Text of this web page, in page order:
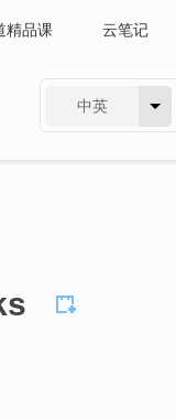
精品课 云笔记
中英